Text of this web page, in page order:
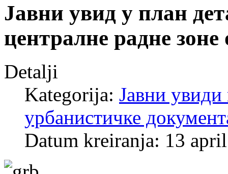
Јавни увид у план
централне радне
Detalji
Kategorija: Јавни увиди
урбанистичке
Datum kreiranja: 13